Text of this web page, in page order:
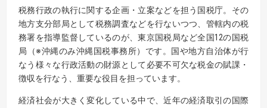
税務行政の執行に関する企画・立案などを担う国税庁。その
地方支分部局として税務調査などを行ないつつ、管轄内の税
務署を指導監督しているのが、東京国税局など全国12の国税
局（※沖縄のみ沖縄国税事務所）です。国や地方自治体が行
なう様々な行政活動の財源として必要不可欠な税金の賦課・
徴収を行なう、重要な役目を担っています。
経済社会が大きく変化している中で、近年の経済取引の国際